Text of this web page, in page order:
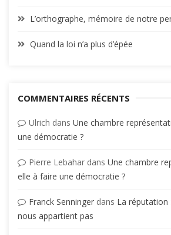
L’orthographe, mémoire de notre
Quand la loi n’a plus d’épée
COMMENTAIRES RÉCENTS
Ulrich dans Une chambre
une démocratie ?
Pierre Lebahar dans Une chambre
elle à faire une démocratie ?
Franck Senninger dans La réputation
nous appartient pas